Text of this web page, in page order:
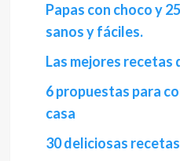
Papas con choco y
sanos y fáciles.
Las mejores recetas
6 propuestas para
casa
30 deliciosas